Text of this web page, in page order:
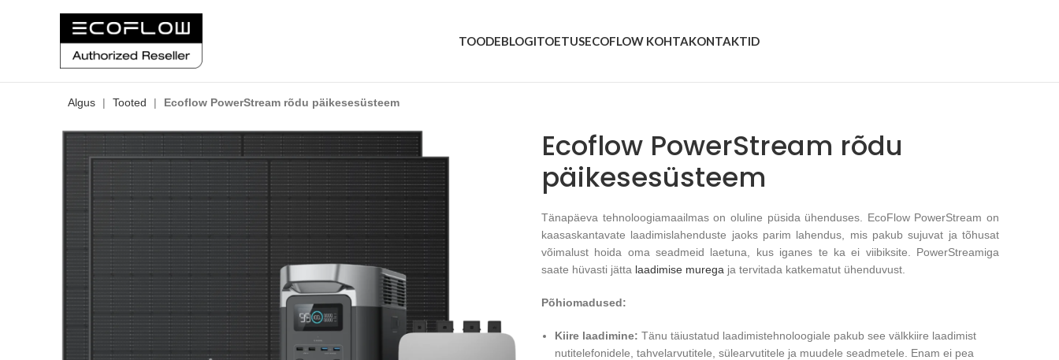
TOODEBLOGITOETUSECOFLOW KOHTAKONTAKTID
Algus | Tooted | Ecoflow PowerStream rõdu päikesesüsteem
Ecoflow PowerStream rõdu
päikesesüsteem
Tänapäeva tehnoloogiamaailmas on oluline püsida ühenduses. EcoFlow PowerStream on
kaasaskantavate laadimislahenduste jaoks parim lahendus, mis pakub sujuvat ja tõhusat
võimalust hoida oma seadmeid laetuna, kus iganes te ka ei viibiksite. PowerStreamiga
saate hüvasti jätta laadimise murega ja tervitada katkematut ühenduvust.
Põhiomadused:
Kiire laadimine: Tänu täiustatud laadimistehnoloogiale pakub see välkkiire laadimist
nutitelefonidele, tahvelarvutitele, sülearvutitele ja muudele seadmetele. Enam ei pea